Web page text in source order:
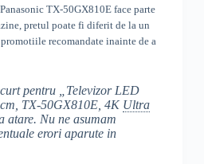
Panasonic TX-50GX810Eface parte
pretul poate fi diferit de la un
recomandate inainte de a
pentru „ Televizor LED
TX-50GX810E, 4K Ultra
atare. Nu ne asumam
erori aparute in